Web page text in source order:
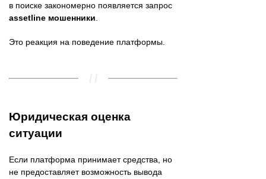
в поиске закономерно появляется запрос
assetline мошенники.
Это реакция на поведение платформы.
Юридическая оценка
ситуации
Если платформа принимает средства, но
не предоставляет возможность вывода